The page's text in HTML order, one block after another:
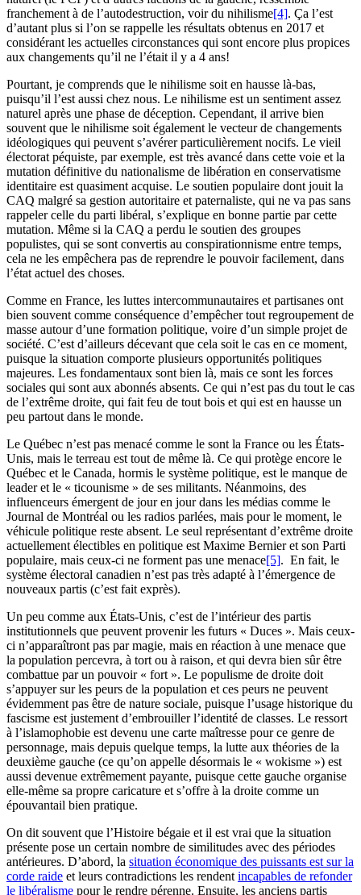
franchement à de l’autodestruction, voir du nihilisme[4]. Ça l’est
d’autant plus si l’on se rappelle les résultats obtenus en 2017 et
considérant les actuelles circonstances qui sont encore plus propices
aux changements qu’il ne l’était il y a 4 ans!
Pourtant, je comprends que le nihilisme soit en hausse là-bas,
puisqu’il l’est aussi chez nous. Le nihilisme est un sentiment assez
naturel après une phase de déception. Cependant, il arrive bien
souvent que le nihilisme soit également le vecteur de changements
idéologiques qui peuvent s’avérer particulièrement nocifs. Le vieil
électorat péquiste, par exemple, est très avancé dans cette voie et la
mutation définitive du nationalisme de libération en conservatisme
identitaire est quasiment acquise. Le soutien populaire dont jouit la
CAQ malgré sa gestion autoritaire et paternaliste, qui ne va pas sans
rappeler celle du parti libéral, s’explique en bonne partie par cette
mutation. Même si la CAQ a perdu le soutien des groupes
populistes, qui se sont convertis au conspirationnisme entre temps,
cela ne les empêchera pas de reprendre le pouvoir facilement, dans
l’état actuel des choses.
Comme en France, les luttes intercommunautaires et partisanes ont
bien souvent comme conséquence d’empêcher tout regroupement de
masse autour d’une formation politique, voire d’un simple projet de
société. C’est d’ailleurs décevant que cela soit le cas en ce moment,
puisque la situation comporte plusieurs opportunités politiques
majeures. Les fondamentaux sont bien là, mais ce sont les forces
sociales qui sont aux abonnés absents. Ce qui n’est pas du tout le cas
de l’extrême droite, qui fait feu de tout bois et qui est en hausse un
peu partout dans le monde.
Le Québec n’est pas menacé comme le sont la France ou les États-
Unis, mais le terreau est tout de même là. Ce qui protège encore le
Québec et le Canada, hormis le système politique, est le manque de
leader et le « ticounisme » de ses militants. Néanmoins, des
influenceurs émergent de jour en jour dans les médias comme le
Journal de Montréal ou les radios parlées, mais pour le moment, le
véhicule politique reste absent. Le seul représentant d’extrême droite
actuellement électibles en politique est Maxime Bernier et son Parti
populaire, mais ceux-ci ne forment pas une menace[5]. En fait, le
système électoral canadien n’est pas très adapté à l’émergence de
nouveaux partis (c’est fait exprès).
Un peu comme aux États-Unis, c’est de l’intérieur des partis
institutionnels que peuvent provenir les futurs « Duces ». Mais ceux-
ci n’apparaîtront pas par magie, mais en réaction à une menace que
la population percevra, à tort ou à raison, et qui devra bien sûr être
combattue par un pouvoir « fort ». Le populisme de droite doit
s’appuyer sur les peurs de la population et ces peurs ne peuvent
évidemment pas être de nature sociale, puisque l’usage historique du
fascisme est justement d’embrouiller l’identité de classes. Le ressort
à l’islamophobie est devenu une carte maîtresse pour ce genre de
personnage, mais depuis quelque temps, la lutte aux théories de la
deuxième gauche (ce qu’on appelle désormais le « wokisme ») est
aussi devenue extrêmement payante, puisque cette gauche organise
elle-même sa propre caricature et s’offre à la droite comme un
épouvantail bien pratique.
On dit souvent que l’Histoire bégaie et il est vrai que la situation
présente pose un certain nombre de similitudes avec des périodes
antérieures. D’abord, la situation économique des puissants est sur la
corde raide et leurs contradictions les rendent incapables de refonder
le libéralisme pour le rendre pérenne. Ensuite, les anciens partis